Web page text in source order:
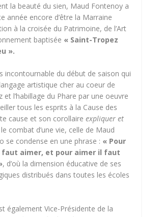
la beauté du sien, Maud Fontenoy a
année encore d’être la Marraine
à la croisée du Patrimoine, de l’Art
baptisée « Saint-Tropez
».
incontournable du début de saison qui
artistique cher au coeur de
et l’habillage du Phare par une oeuvre
tous les esprits à la Cause des
cause et son corollaireexpliquer et
le combat d’une vie, celle de Maud
se condense en une phrase : « Pour
aimer, et pour aimer il faut
, d’où la dimension éducative de ses
distribués dans toutes les écoles
également Vice-Présidente de la